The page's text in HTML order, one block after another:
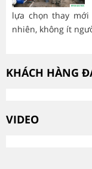
lựa chọn thay
nhiên, không ít
KHÁCH HÀNG
VIDEO